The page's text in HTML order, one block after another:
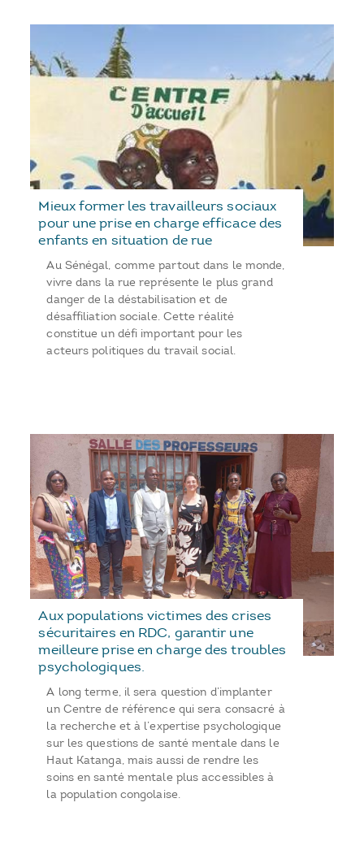
Mieux former les travailleurs sociaux
pour une prise en charge efficace des
enfants en situation de rue
Au Sénégal, comme partout dans le monde,
vivre dans la rue représente le plus grand
danger de la déstabilisation et de
désaffiliation sociale. Cette réalité
constitue un défi important pour les
acteurs politiques du travail social.
Aux populations victimes des crises
sécuritaires en RDC, garantir une
meilleure prise en charge des troubles
psychologiques.
A long terme, il sera question d’implanter
un Centre de référence qui sera consacré à
la recherche et à l’expertise psychologique
sur les questions de santé mentale dans le
Haut Katanga, mais aussi de rendre les
soins en santé mentale plus accessibles à
la population congolaise.